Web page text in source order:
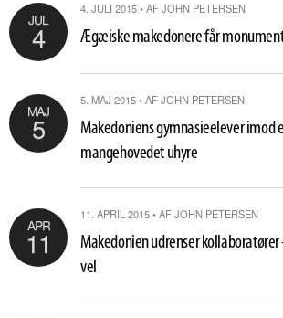
JUL
4
4. JULI 2015 • AF JOHN PETERSEN
Ægæiske makedonere får
MAJ
5
5. MAJ 2015 • AF JOHN PETERSEN
Makedoniens gymnasieelever imod
mangehovedet uhyre
APR
11
11. APRIL 2015 • AF JOHN PETERSEN
Makedonien udrenser
vel